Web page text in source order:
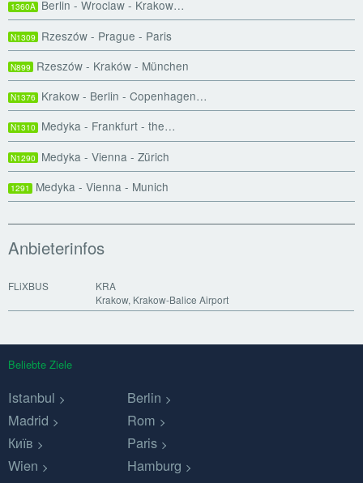
1360A Berlin - Wroclaw - Krakow…
N1309 Rzeszów - Prague - Paris
N899 Rzeszów - Kraków - München
N1376 Krakow - Berlin - Copenhagen…
N1310 Medyka - Frankfurt - the…
N1290 Medyka - Vienna - Zürich
1291 Medyka - Vienna - Munich
Anbieterinfos
FLiXBUS
KRA
Krakow, Krakow-Balice Airport
Beliebte Ziele
Istanbul
Berlin
Madrid
Rom
Київ
Paris
Wien
Hamburg